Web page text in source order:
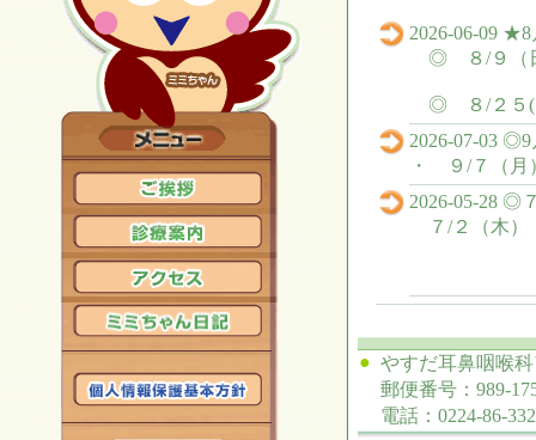
2026-06-09
◎ ８/９（日
◎ ８/２５(
2026-07-03
・ ９/７（月
2026-05-28 ◎
７/２（木）
● やすだ耳鼻咽喉
郵便番号：989-
電話：0224-86-